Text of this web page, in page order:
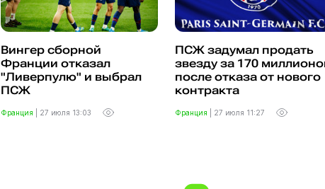
Вингер сборной
Франции отказал
"Ливерпулю" и выбрал
ПСЖ
Франция 27 июля 13:03
ПСЖ задумал продать
звезду за 170
после отказа от нового
контракта
Франция 27 июля 11:27